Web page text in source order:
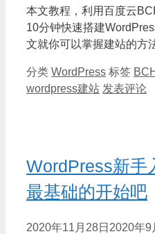
本文教程，利用百度云
10分钟快速搭建
文就你可以掌握建站的方
分类 WordPress 标签
wordpress建站 发表评论
WordPress新手
最基础的开始吧
2020年11月28日 2020年9